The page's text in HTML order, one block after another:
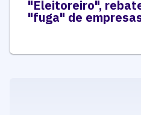
"Eleitoreiro",
"fuga" de